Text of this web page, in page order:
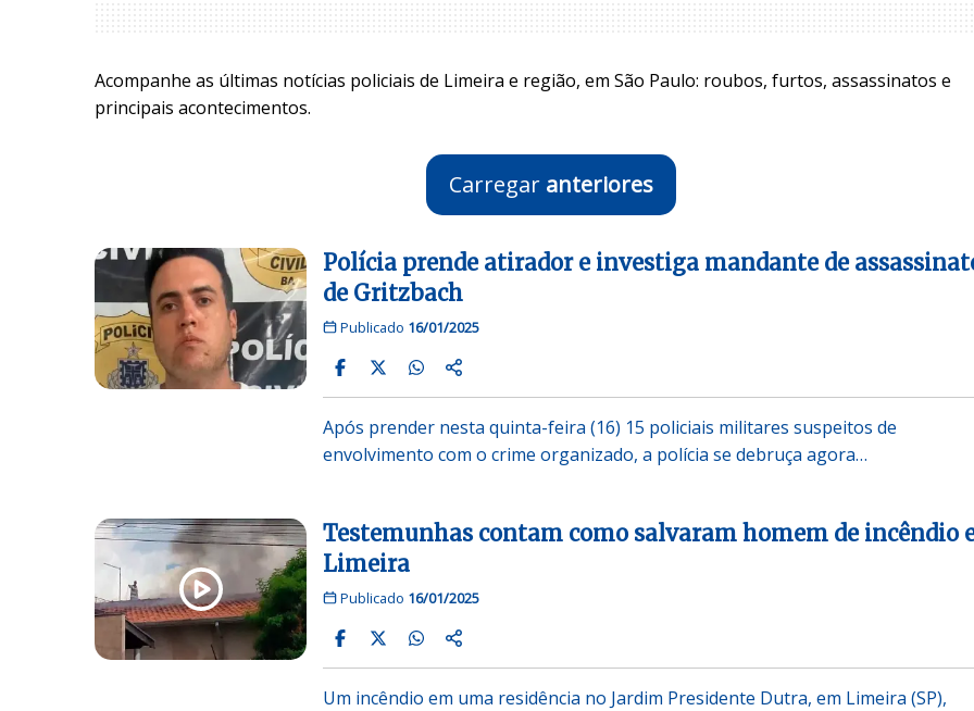
Acompanhe as últimas notícias policiais de Limeira e região, em São Paulo: roubos, furtos, assassinatos e
principais acontecimentos.
Carregar anteriores
Polícia prende atirador e investiga mandante de
de Gritzbach
Publicado 16/01/2025
Após prender nesta quinta-feira (16) 15 policiais militares suspeitos de
envolvimento com o crime organizado, a polícia se debruça agora…
Testemunhas contam como salvaram homem de incêndio
Limeira
Publicado 16/01/2025
Um incêndio em uma residência no Jardim Presidente Dutra, em Limeira (SP),